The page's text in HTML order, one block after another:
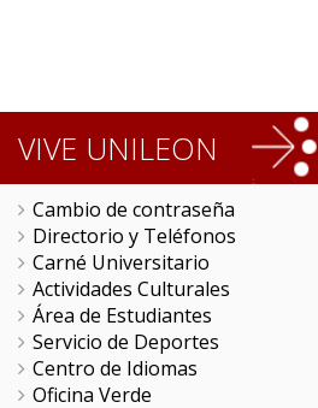
VIVE UNILEON
Cambio de contraseña
Directorio y Teléfonos
Carné Universitario
Actividades Culturales
Área de Estudiantes
Servicio de Deportes
Centro de Idiomas
Oficina Verde